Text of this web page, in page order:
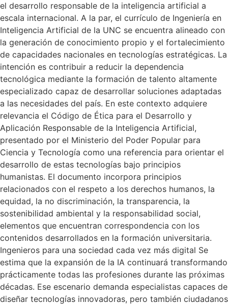
el desarrollo responsable de la inteligencia artificial a
escala internacional. A la par, el currículo de Ingeniería en
Inteligencia Artificial de la UNC se encuentra alineado con
la generación de conocimiento propio y el fortalecimiento
de capacidades nacionales en tecnologías estratégicas. La
intención es contribuir a reducir la dependencia
tecnológica mediante la formación de talento altamente
especializado capaz de desarrollar soluciones adaptadas
a las necesidades del país. En este contexto adquiere
relevancia el Código de Ética para el Desarrollo y
Aplicación Responsable de la Inteligencia Artificial,
presentado por el Ministerio del Poder Popular para
Ciencia y Tecnología como una referencia para orientar el
desarrollo de estas tecnologías bajo principios
humanistas. El documento incorpora principios
relacionados con el respeto a los derechos humanos, la
equidad, la no discriminación, la transparencia, la
sostenibilidad ambiental y la responsabilidad social,
elementos que encuentran correspondencia con los
contenidos desarrollados en la formación universitaria.
Ingenieros para una sociedad cada vez más digital Se
estima que la expansión de la IA continuará transformando
prácticamente todas las profesiones durante las próximas
décadas. Ese escenario demanda especialistas capaces de
diseñar tecnologías innovadoras, pero también ciudadanos